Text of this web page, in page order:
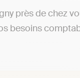
près de chez
besoins